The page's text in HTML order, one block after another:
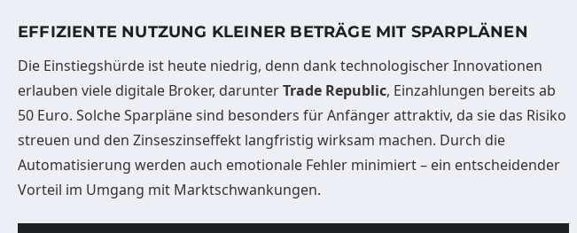
EFFIZIENTE NUTZUNG KLEINER BETRÄGE MIT SPARPLÄNEN
Die Einstiegshürde ist heute niedrig, denn dank technologischer Innovationen
erlauben viele digitale Broker, darunterTrade Republic, Einzahlungen bereits ab
50 Euro. Solche Sparpläne sind besonders für Anfänger attraktiv, da sie das Risiko
streuen und den Zinseszinseffekt langfristig wirksam machen. Durch die
Automatisierung werden auch emotionale Fehler minimiert – ein entscheidender
Vorteil im Umgang mit Marktschwankungen.